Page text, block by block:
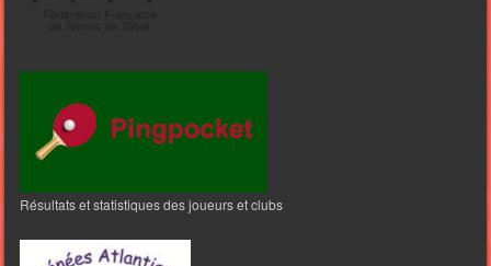
Résultats et statistiques des joueurs et clubs